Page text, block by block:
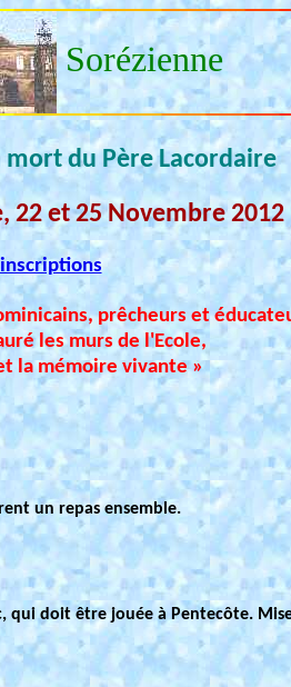
Sorézienne
du Père Lacordaire
22 et 25 Novembre 2012
prêcheurs et
les murs de l'Ecole,
la mémoire vivante »
un repas ensemble.
qui doit être jouée à Pentecôte.